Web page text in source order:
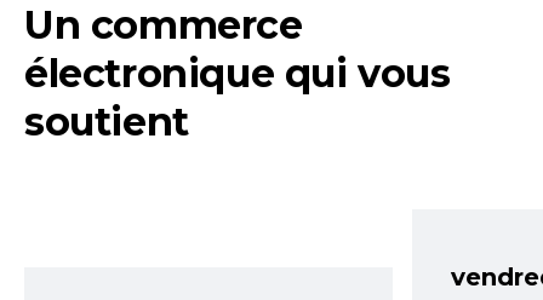
Un commerce
électronique qui vous
soutient